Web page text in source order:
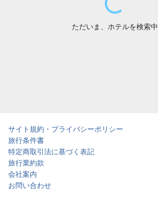
ただいま、ホテルを検索中
サイト規約・プライバシーポリシー
旅行条件書
特定商取引法に基づく表記
旅行業約款
会社案内
お問い合わせ